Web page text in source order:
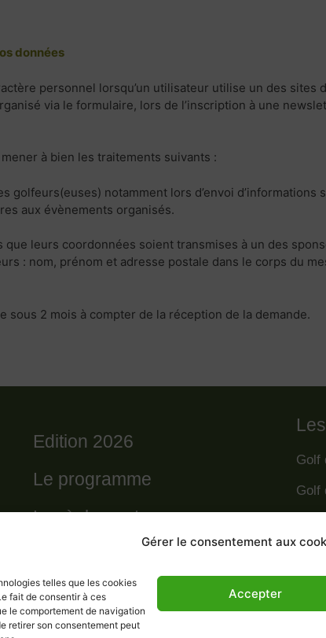
Gérer le consentement aux
telles que les cookies
fait de consentir à ces
le comportement de navigation
retirer son consentement peut
Accepter
données
personnel lorsqu’un utilisateur utilise un des
via le formulaire, lors de l’inscription à une
à bien les traitements suivants :
golfeurs(euses) notamment lors d’envoi
aux évènements organisés.
leurs coordonnées soient transmises à un des
: nom, prénom et adresse postale dans le corps du
sous 2 mois à compter de la réception de la demande.
Edition 2026
Le programme
Le règlement
Les résultats 2025
Golf
Golf
Golf